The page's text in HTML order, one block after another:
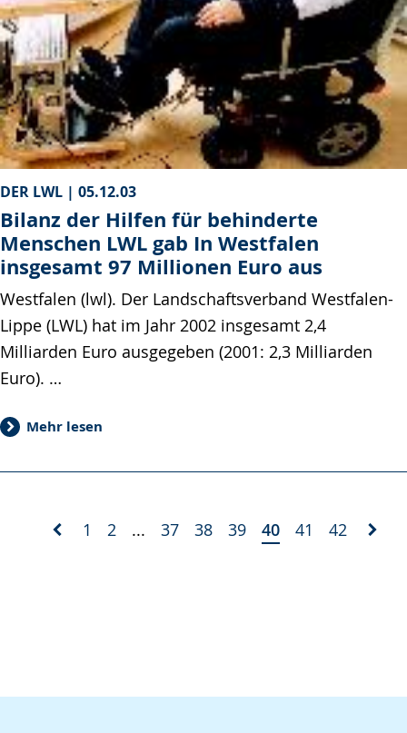
DER LWL | 05.12.03
Bilanz der Hilfen für behinderte
Menschen LWL gab In Westfalen
insgesamt 97 Millionen Euro aus
Westfalen (lwl). Der Landschaftsverband Westfalen-
Lippe (LWL) hat im Jahr 2002 insgesamt 2,4
Milliarden Euro ausgegeben (2001: 2,3 Milliarden
Euro). …
Mehr lesen
1 2 ... 37 38 39 40 41 42